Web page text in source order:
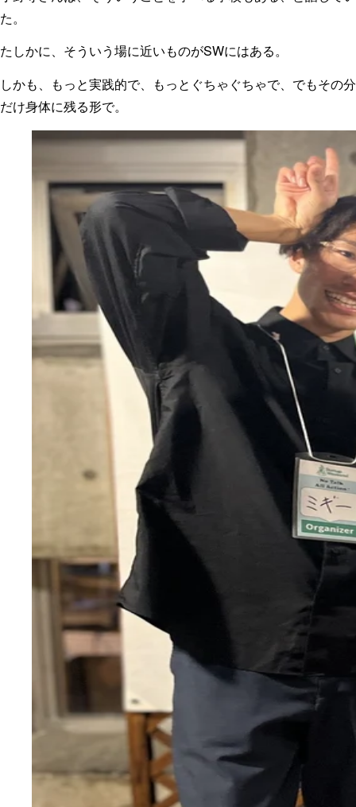
た。
たしかに、そういう場に近いものがSWにはある。
しかも、もっと実践的で、もっとぐちゃぐちゃで、でもその分
だけ身体に残る形で。